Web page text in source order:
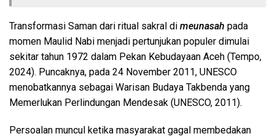
Transformasi Saman dari ritual sakral di meunasah pada
momen Maulid Nabi menjadi pertunjukan populer dimulai
sekitar tahun 1972 dalam Pekan Kebudayaan Aceh (Tempo,
2024). Puncaknya, pada 24 November 2011, UNESCO
menobatkannya sebagai Warisan Budaya Takbenda yang
Memerlukan Perlindungan Mendesak (UNESCO, 2011).
Persoalan muncul ketika masyarakat gagal membedakan